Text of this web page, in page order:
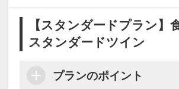
【スタンダードプラン】
スタンダードツイン
プランのポイント